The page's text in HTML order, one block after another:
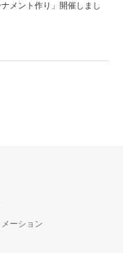
メント作り」開催しまし
ーション